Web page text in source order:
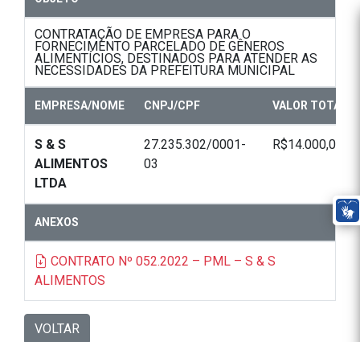
CONTRATAÇÃO DE EMPRESA PARA O
FORNECIMENTO PARCELADO DE GÊNEROS
ALIMENTÍCIOS, DESTINADOS PARA ATENDER AS
NECESSIDADES DA PREFEITURA MUNICIPAL
EMPRESA/NOME CNPJ/CPF VALOR TOTAL
S & S
ALIMENTOS
LTDA
27.235.302/0001-
03
R$14.000,00
ANEXOS
CONTRATO Nº 052.2022 – PML – S & S
ALIMENTOS
VOLTAR